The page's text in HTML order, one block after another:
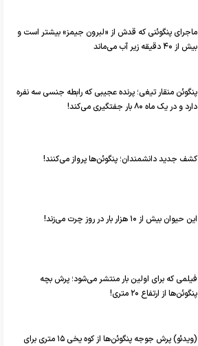
ماجرای پنگوئنی که قدش از «لبرون جیمز» بیشتر است و
بیش از ۴۰ دقیقه زیر آب می‌ماند
پنگوئن منقار تیغی؛ پرنده عجیبی که رابطه جنسی سه نفره
دارد و در یک ماه ۸۰ بار جفتگیری می‌کند!
کشف جدید دانشمندان؛ پنگوئن‌ها پرواز می‌کنند!
این حیوان بیش از ۱۰ هزار بار در روز چرت می‌زند!
فیلمی که برای اولین بار منتشر می‌شود؛ پرش بچه
پنگوئن‌ها از ارتفاع ۲۰ متری!
(ویدئو) پرش جوجه پنگوئن‌ها از کوه یخی ۱۵ متری برای